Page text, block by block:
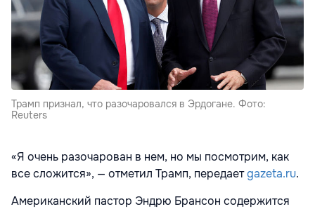
Трамп признал, что разочаровался в Эрдогане. Фото:
Reuters
«Я очень разочарован в нем, но мы посмотрим, как
все сложится», — отметил Трамп, передаетgazeta.ru.
Американский пастор Эндрю Брансон содержится